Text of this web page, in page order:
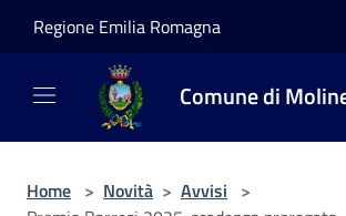
Regione Emilia Romagna
Comune di
Home > Novità > Avvisi >